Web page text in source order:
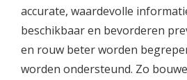
accurate, waardevolle
beschikbaar en bevorderen
en rouw beter worden
worden ondersteund. Zo